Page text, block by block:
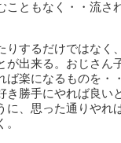
ともなく・・流さ
りするだけではなく
が出来る。おじさん
ば楽になるものを・
き勝手にやれば良い
に、思った通りやれ